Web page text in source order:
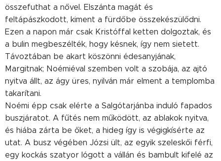
összefuthat a nővel. Elszánta magát és
feltápászkodott, kiment a fürdőbe összekészülődni.
Ezen a napon már csak Kristóffal ketten dolgoztak, és
a bulin megbeszélték, hogy késnek, így nem sietett.
Távoztában be akart köszönni édesanyjának,
Margitnak; Noémiéval szemben volt a szobája, az ajtó
nyitva állt, az ágy üres, nyilván már elment a templomba
takarítani.
Noémi épp csak elérte a Salgótarjánba induló fapados
buszjáratot. A fűtés nem működött, az ablakok nyitva,
és hiába zárta be őket, a hideg így is végigkísérte az
utat. A busz végében Józsi ült, az egyik szeleskői férfi,
egy kockás szatyor lógott a vállán és bambult kifelé az